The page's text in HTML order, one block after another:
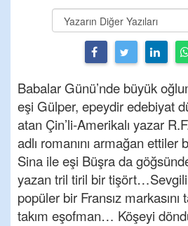
Babalar Günü’nde büyük
eşi Gülper, epeydir edebiyat
atan Çin’li-Amerikalı yazar
adlı romanını armağan
Sina ile eşi Büşra da
yazan tril tiril bir
popüler bir Fransız markasını
takım eşofman… Köşeyi